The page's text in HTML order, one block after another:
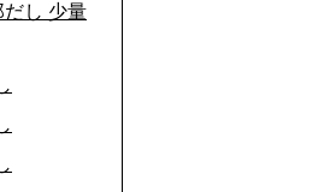
だし 少量